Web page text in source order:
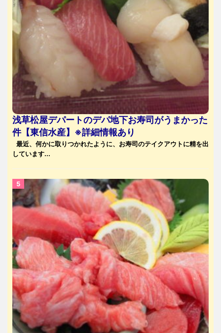
浅草松屋デパートのデパ地下お寿司がうまかった
件【東信水産】※詳細情報あり
最近、何かに取りつかれたように、お寿司のテイクアウトに精を出
しています...